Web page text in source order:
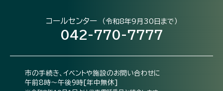
コールセンター （令和8年9月30日まで）
042-770-7777
市の手続き、イベントや施設のお問い合わせに
午前8時～午後9時[年中無休]